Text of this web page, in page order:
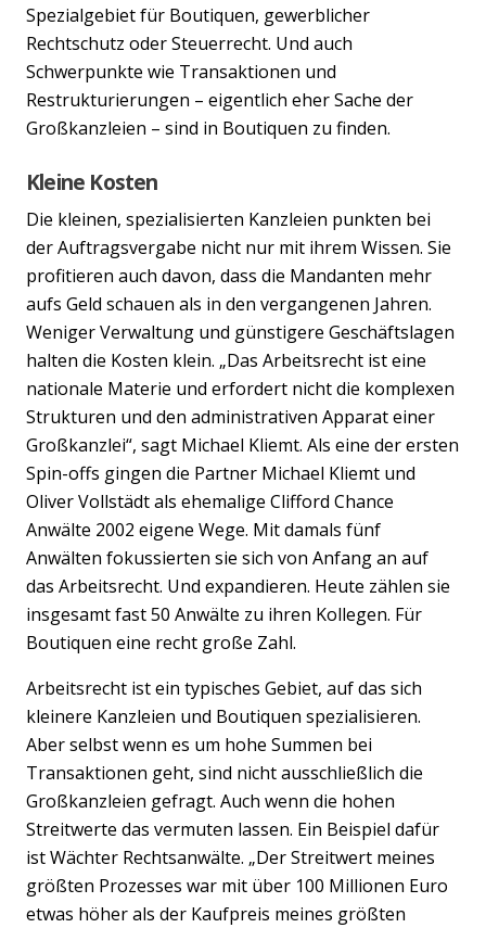
Spezialgebiet für Boutiquen, gewerblicher
Rechtschutz oder Steuerrecht. Und auch
Schwerpunkte wie Transaktionen und
Restrukturierungen – eigentlich eher Sache der
Großkanzleien – sind in Boutiquen zu finden.
Kleine Kosten
Die kleinen, spezialisierten Kanzleien punkten bei
der Auftragsvergabe nicht nur mit ihrem Wissen. Sie
profitieren auch davon, dass die Mandanten mehr
aufs Geld schauen als in den vergangenen Jahren.
Weniger Verwaltung und günstigere Geschäftslagen
halten die Kosten klein. „Das Arbeitsrecht ist eine
nationale Materie und erfordert nicht die komplexen
Strukturen und den administrativen Apparat einer
Großkanzlei“, sagt Michael Kliemt. Als eine der ersten
Spin-offs gingen die Partner Michael Kliemt und
Oliver Vollstädt als ehemalige Clifford Chance
Anwälte 2002 eigene Wege. Mit damals fünf
Anwälten fokussierten sie sich von Anfang an auf
das Arbeitsrecht. Und expandieren. Heute zählen sie
insgesamt fast 50 Anwälte zu ihren Kollegen. Für
Boutiquen eine recht große Zahl.
Arbeitsrecht ist ein typisches Gebiet, auf das sich
kleinere Kanzleien und Boutiquen spezialisieren.
Aber selbst wenn es um hohe Summen bei
Transaktionen geht, sind nicht ausschließlich die
Großkanzleien gefragt. Auch wenn die hohen
Streitwerte das vermuten lassen. Ein Beispiel dafür
ist Wächter Rechtsanwälte. „Der Streitwert meines
größten Prozesses war mit über 100 Millionen Euro
etwas höher als der Kaufpreis meines größten